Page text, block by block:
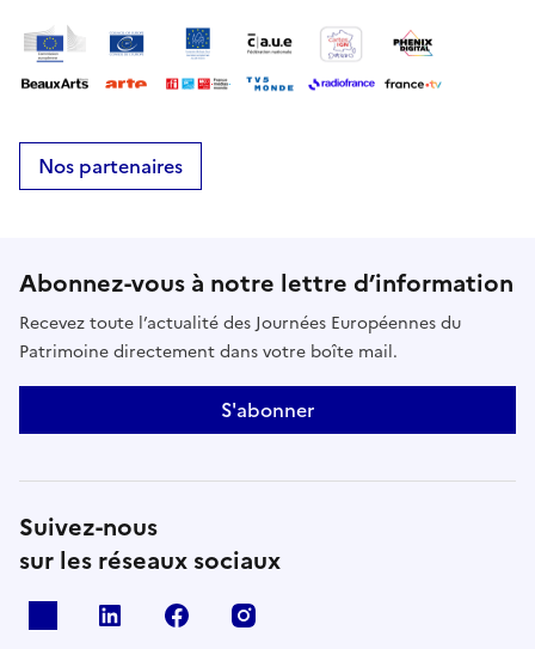
Nos partenaires
Abonnez-vous à notre lettre d’information
Recevez toute l’actualité des Journées Européennes du
Patrimoine directement dans votre boîte mail.
S'abonner
Suivez-nous
sur les réseaux sociaux
Linkedin Facebook